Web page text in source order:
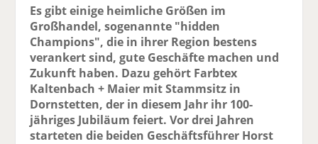
Es gibt einige heimliche Größen im
Großhandel, sogenannte "hidden
Champions", die in ihrer Region bestens
verankert sind, gute Geschäfte machen und
Zukunft haben. Dazu gehört Farbtex
Kaltenbach + Maier mit Stammsitz in
Dornstetten, der in diesem Jahr ihr 100-
jähriges Jubiläum feiert. Vor drei Jahren
starteten die beiden Geschäftsführer Horst